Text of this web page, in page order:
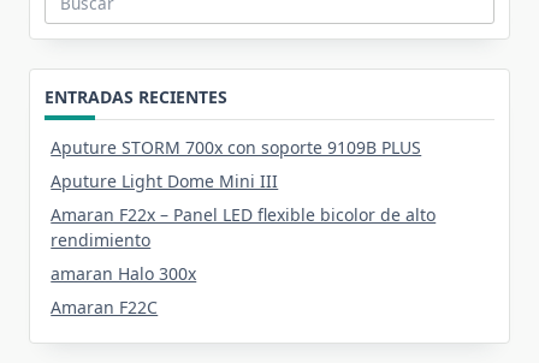
Buscar:
ENTRADAS RECIENTES
Aputure STORM 700x con soporte 9109B PLUS
Aputure Light Dome Mini III
Amaran F22x – Panel LED flexible bicolor de alto
rendimiento
amaran Halo 300x
Amaran F22C